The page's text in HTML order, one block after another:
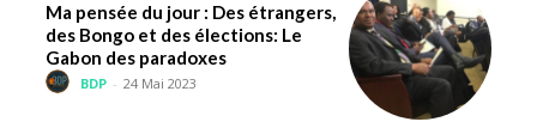
Ma pensée du jour : Des étrangers,
des Bongo et des élections: Le
Gabon des paradoxes
BDP - 24 Mai 2023